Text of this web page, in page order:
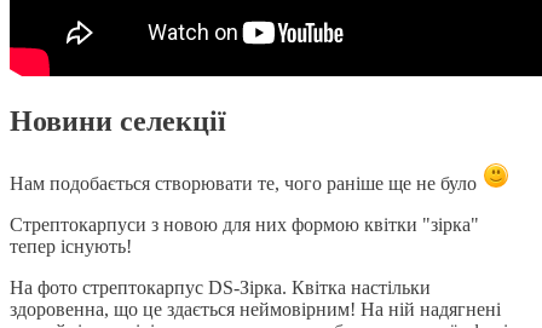
Новини селекції
Нам подобається створювати те, чого раніше ще не було
Стрептокарпуси з новою для них формою квітки "зірка"
тепер існують!
На фото стрептокарпус DS-Зірка. Квітка настільки
здоровенна, що це здається неймовірним! На ній надягнені